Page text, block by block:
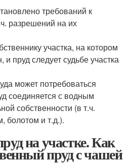
требований к
разрешений на их
участка, на котором
и пруд следует судьбе участка
может потребоваться
соединяется с водным
собственности (в т.ч.
болотом и т.д.).
на участке. Как
пруд с чашей